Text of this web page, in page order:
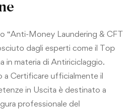
“Anti-Money Laundering & CFT
dagli esperti come il Top
in materia di Antiriciclaggio.
a Certificare ufficialmente il
in Uscita è destinato a
professionale del